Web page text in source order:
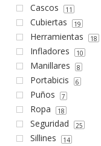
Cascos 11
Cubiertas 19
Herramientas 18
Infladores 10
Manillares 8
Portabicis 6
Puños 7
Ropa 18
Seguridad 25
Sillines 14